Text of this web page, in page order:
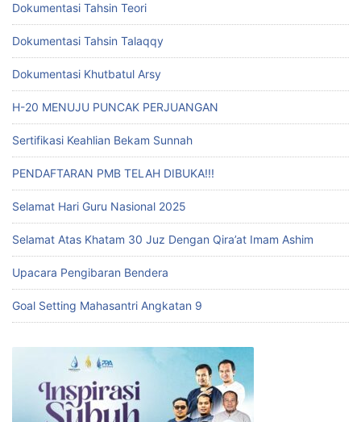
Dokumentasi Tahsin Teori
Dokumentasi Tahsin Talaqqy
Dokumentasi Khutbatul Arsy
H-20 MENUJU PUNCAK PERJUANGAN
Sertifikasi Keahlian Bekam Sunnah
PENDAFTARAN PMB TELAH DIBUKA!!!
Selamat Hari Guru Nasional 2025
Selamat Atas Khatam 30 Juz Dengan Qira’at Imam Ashim
Upacara Pengibaran Bendera
Goal Setting Mahasantri Angkatan 9